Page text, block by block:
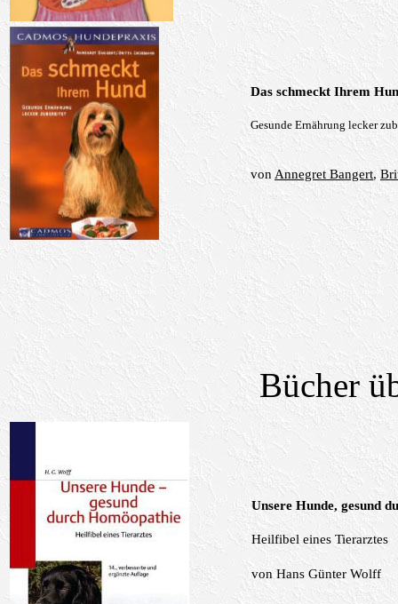
Das schmeckt Ihrem
Gesunde Ernährung lecker
von Annegret Bangert,
Bücher
Unsere Hunde, gesund
Heilfibel eines Tierarztes
von Hans Günter Wolff